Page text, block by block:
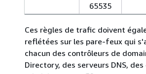
65535
Ces règles de trafic doivent
reflétées sur les pare-feux qui
chacun des contrôleurs de
Directory, des serveurs DNS,